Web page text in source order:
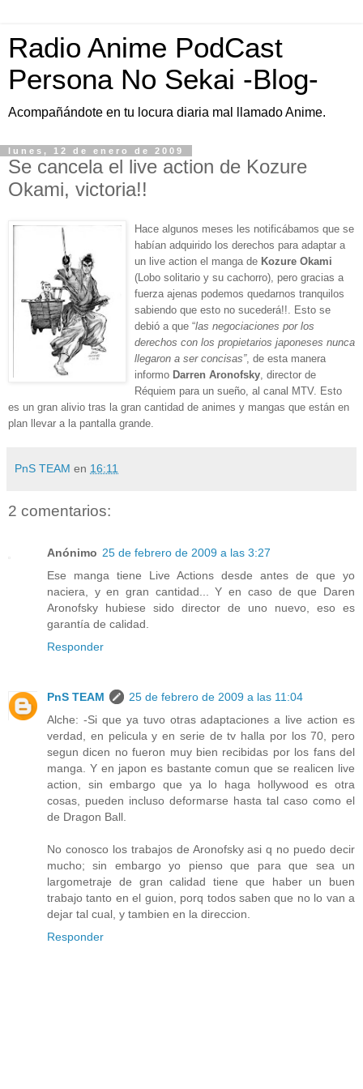
Radio Anime PodCast
Persona No Sekai -Blog-
Acompañándote en tu locura diaria mal llamado Anime.
lunes, 12 de enero de 2009
Se cancela el live action de Kozure
Okami, victoria!!
Hace algunos meses les notificábamos que se
habían adquirido los derechos para adaptar a
un live action el manga de Kozure Okami
( Lobo solitario y su cachorro), pero gracias a
fuerza ajenas podemos quedarnos tranquilos
sabiendo que esto no sucederá!!. Esto se
debió a que “las negociaciones por los
derechos con los propietarios japoneses nunca
llegaron a ser concisas”, de esta manera
informo Darren Aronofsky , director de
Réquiem para un sueño , al canal MTV. Esto
es un gran alivio tras la gran cantidad de animes y mangas que están en
plan llevar a la pantalla grande.
PnS TEAM en 16:11
2 comentarios:
Anónimo 25 de febrero de 2009 a las 3:27
Ese manga tiene Live Actions desde antes de que yo
naciera, y en gran cantidad... Y en caso de que Daren
Aronofsky hubiese sido director de uno nuevo, eso es
garantía de calidad.
Responder
PnS TEAM
25 de febrero de 2009 a las 11:04
Alche: -Si que ya tuvo otras adaptaciones a live action es
verdad, en pelicula y en serie de tv halla por los 70, pero
segun dicen no fueron muy bien recibidas por los fans del
manga. Y en japon es bastante comun que se realicen live
action, sin embargo que ya lo haga hollywood es otra
cosas, pueden incluso deformarse hasta tal caso como el
de Dragon Ball.
No conosco los trabajos de Aronofsky asi q no puedo decir
mucho; sin embargo yo pienso que para que sea un
largometraje de gran calidad tiene que haber un buen
trabajo tanto en el guion, porq todos saben que no lo van a
dejar tal cual, y tambien en la direccion.
Responder